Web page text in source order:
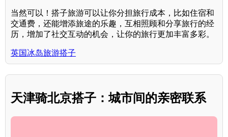
当然可以！搭子旅游可以让你分担旅行成本，比如住宿和
交通费，还能增添旅途的乐趣，互相照顾和分享旅行的经
历，增加了社交互动的机会，让你的旅行更加丰富多彩。
英国冰岛旅游搭子
天津骑北京搭子：城市间的亲密联系